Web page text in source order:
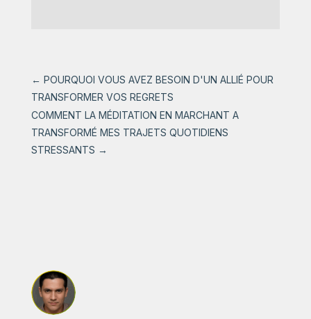
← POURQUOI VOUS AVEZ BESOIN D'UN ALLIÉ POUR
TRANSFORMER VOS REGRETS
COMMENT LA MÉDITATION EN MARCHANT A
TRANSFORMÉ MES TRAJETS QUOTIDIENS
STRESSANTS →